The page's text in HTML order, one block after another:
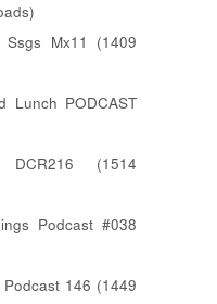
Mx11 (1409
Lunch PODCAST
(1514
Podcast #038
146 (1449